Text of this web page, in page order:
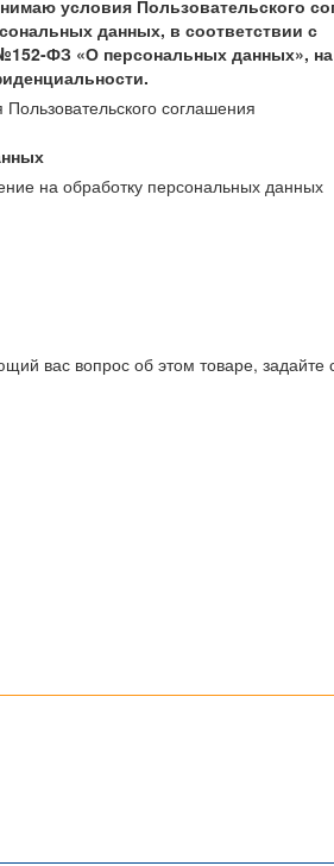
условия Пользовательского
данных, в соответствии с
ФЗ «О персональных данных»,
соглашения
на обработку персональных данных
вас вопрос об этом товаре, задайте